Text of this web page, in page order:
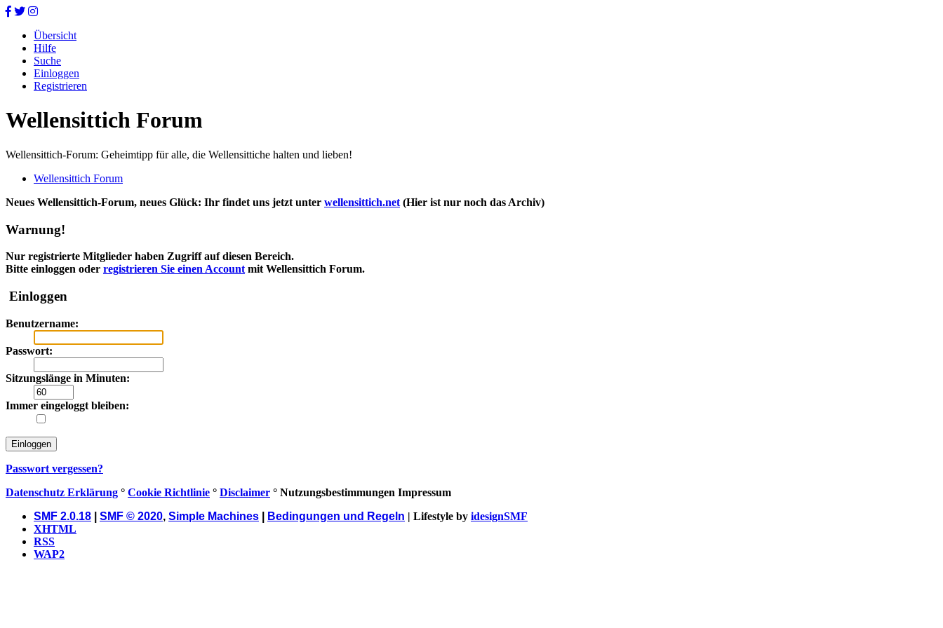
Übersicht
Hilfe
Suche
Einloggen
Registrieren
Wellensittich Forum
Wellensittich-Forum: Geheimtipp für alle, die Wellensittiche halten und lieben!
Wellensittich Forum
Neues Wellensittich-Forum, neues Glück: Ihr findet uns jetzt unter wellensittich.net (Hier ist nur noch das Archiv)
Warnung!
Nur registrierte Mitglieder haben Zugriff auf diesen Bereich.
Bitte einloggen oder registrieren Sie einen Account mit Wellensittich Forum.
Einloggen
Benutzername:
Passwort:
Sitzungslänge in Minuten:
Immer eingeloggt bleiben:
Passwort vergessen?
Datenschutz Erklärung ° Cookie Richtlinie ° Disclaimer ° Nutzungsbestimmungen Impressum
SMF 2.0.18
SMF © 2020, Simple Machines Bedingungen und Regeln | Lifestyle by idesignSMF
XHTML
RSS
WAP2